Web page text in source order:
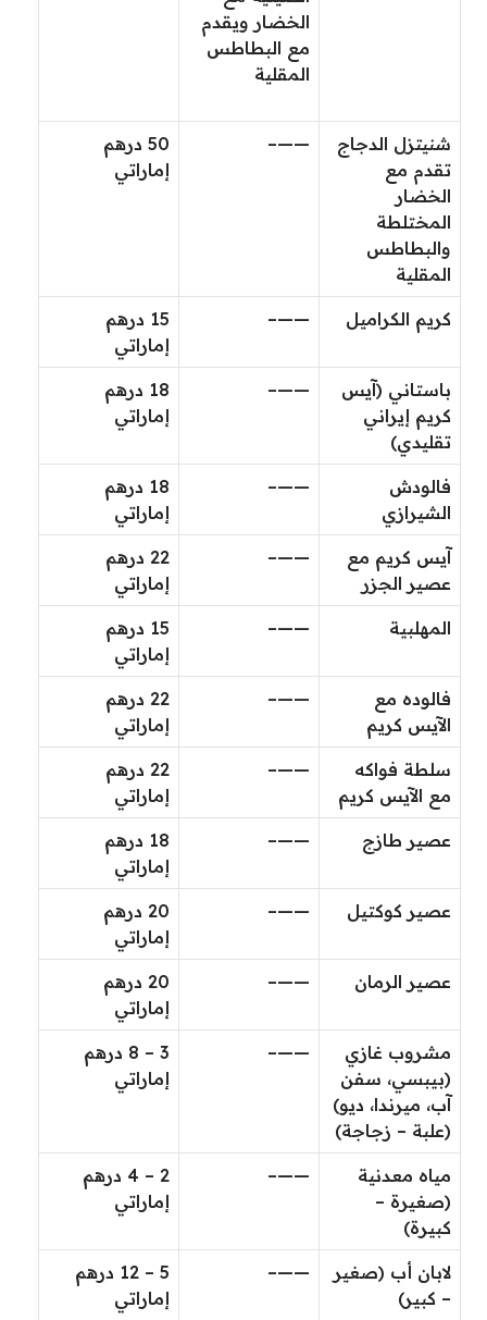
الخضار ويقدم
مع البطاطس
المقلية
شنيتزل الدجاج
تقدم مع
الخضار
المختلطة
والبطاطس
المقلية
——–
50 درهم
إماراتي
كريم الكراميل ——–
15 درهم
إماراتي
باستاني (آيس
كريم إيراني
تقليدي)
——–
18 درهم
إماراتي
فالودش
الشيرازي
——–
18 درهم
إماراتي
آيس كريم مع
عصير الجزر
——–
22 درهم
إماراتي
المهلبية ——–
15 درهم
إماراتي
فالوده مع
الآيس كريم
——–
22 درهم
إماراتي
سلطة فواكه
مع الآيس كريم
——–
22 درهم
إماراتي
عصير طازج ——–
18 درهم
إماراتي
عصير كوكتيل ——–
20 درهم
إماراتي
عصير الرمان ——–
20 درهم
إماراتي
مشروب غازي
(بيبسي، سفن
آب، ميرندا، ديو)
(علبة – زجاجة)
——–
3 – 8 درهم
إماراتي
مياه معدنية
(صغيرة –
كبيرة)
——–
2 – 4 درهم
إماراتي
لابان أب (صغير
– كبير)
——–
5 – 12 درهم
إماراتي